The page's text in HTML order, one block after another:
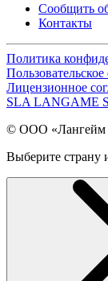
Сообщить
Контакты
Политика
Лицензионное
SLA LANGAME
© ООО «Лангейм
Выберите страну